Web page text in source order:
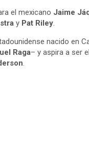
el mexicano Jaime
y Pat Riley.
nacido en
Raga– y aspira a ser
.